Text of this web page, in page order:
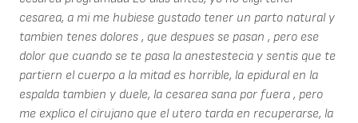
cesarea, a mi me hubiese gustado tener un parto natural y
tambien tenes dolores , que despues se pasan , pero ese
dolor que cuando se te pasa la anestestecia y sentis que te
partiern el cuerpo a la mitad es horrible, la epidural en la
espalda tambien y duele, la cesarea sana por fuera , pero
me explico el cirujano que el utero tarda en recuperarse, la